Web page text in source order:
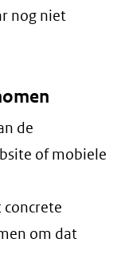
nog niet
de
of mobiele
om dat